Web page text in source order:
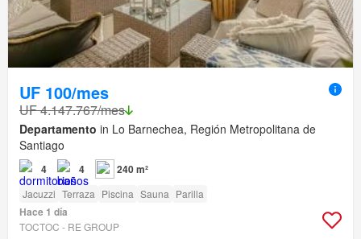
UF 100/mes
UF 4.147.767/mes
Departamento in Lo Barnechea, Región Metropolitana de
Santiago
4 4 240 m²
Jacuzzi Terraza Piscina Sauna Parilla
Hace 1 día
TOCTOC - RE GROUP